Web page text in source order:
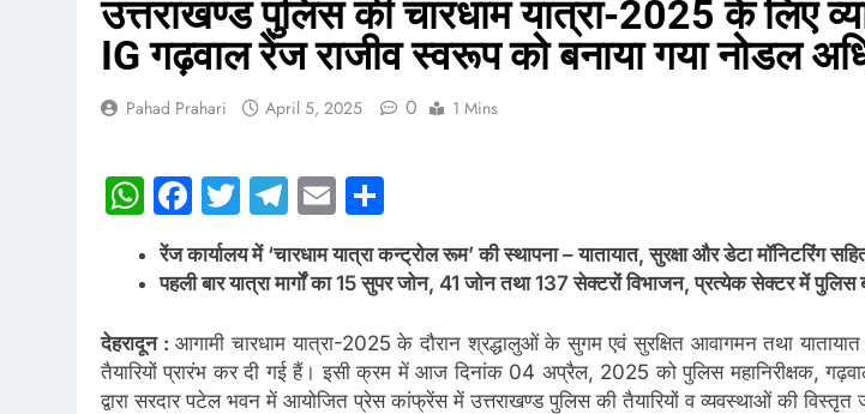
उत्तराखण्ड पुलिस की चारधाम यात्रा-2025 के लिए
IG गढ़वाल रेंज राजीव स्वरूप को बनाया गया नोडल
Pahad Prahari April 5, 2025 0 1 Mins
WhatsApp
Facebook
Twitter
Telegram
Email
रेंज कार्यालय में ‘चारधाम यात्रा कन्ट्रोल रूम’ की स्थापना – यातायात, सुरक्षा और डेटा मॉनिटरिंग
पहली बार यात्रा मार्गों का 15 सुपर जोन, 41 जोन तथा 137 सेक्टरों विभाजन, प्रत्येक सेक्टर में
देहरादून : आगामी चारधाम यात्रा-2025 के दौरान श्रद्धालुओं के सुगम एवं सुरक्षित आवागमन तथा
तैयारियों प्रारंभ कर दी गई हैं। इसी क्रम में आज दिनांक 04 अप्रैल, 2025 को पुलिस महानिरीक्षक,
द्वारा सरदार पटेल भवन में आयोजित प्रेस कांफ्रेंस में उत्तराखण्ड पुलिस की तैयारियों व व्यवस्थाओं की विस्तृत